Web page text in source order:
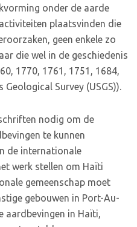
onder de aarde
plaatsvinden die
geen enkele zo
die wel in de geschiedenis
1770, 1761, 1751, 1684,
Survey (USGS)).
nodig om de
te kunnen
de internationale
werk stellen om Haïti
gemeenschap moet
gebouwen in Port-Au-
aardbevingen in Haïti,